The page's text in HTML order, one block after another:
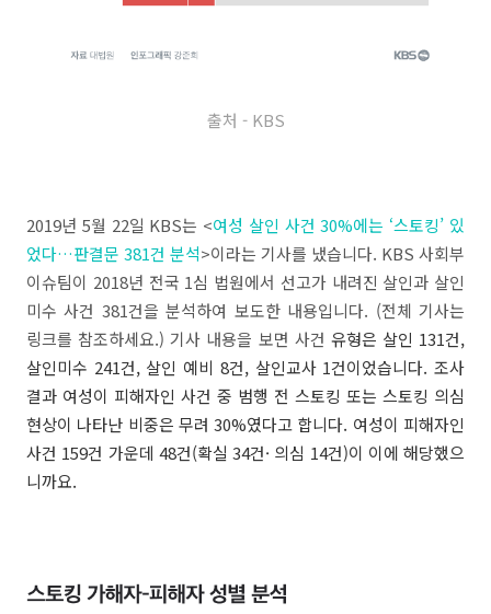
출처 - KBS
2019년 5월 22일 KBS는 <여성 살인 사건 30%에는 ‘스토킹’ 있
었다…판결문 381건 분석>이라는 기사를 냈습니다. KBS 사회부
이슈팀이 2018년 전국 1심 법원에서 선고가 내려진 살인과 살인
미수 사건 381건을 분석하여 보도한 내용입니다. (전체 기사는
링크를 참조하세요.) 기사 내용을 보면 사건 유형은 살인 131건,
살인미수 241건, 살인 예비 8건, 살인교사 1건이었습니다. 조사
결과 여성이 피해자인 사건 중 범행 전 스토킹 또는 스토킹 의심
현상이 나타난 비중은 무려 30%였다고 합니다. 여성이 피해자인
사건 159건 가운데 48건(확실 34건· 의심 14건)이 이에 해당했으
니까요.